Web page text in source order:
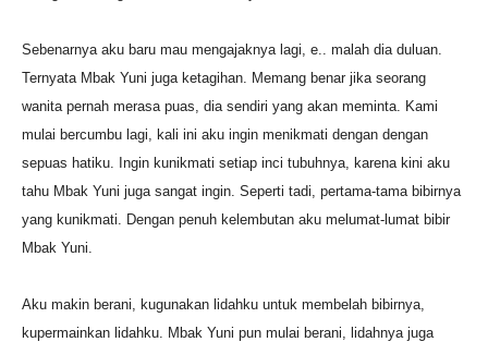
Sebenarnya aku baru mau mengajaknya lagi, e.. malah dia duluan.
Ternyata Mbak Yuni juga ketagihan. Memang benar jika seorang
wanita pernah merasa puas, dia sendiri yang akan meminta. Kami
mulai bercumbu lagi, kali ini aku ingin menikmati dengan dengan
sepuas hatiku. Ingin kunikmati setiap inci tubuhnya, karena kini aku
tahu Mbak Yuni juga sangat ingin. Seperti tadi, pertama-tama bibirnya
yang kunikmati. Dengan penuh kelembutan aku melumat-lumat bibir
Mbak Yuni.
Aku makin berani, kugunakan lidahku untuk membelah bibirnya,
kupermainkan lidahku. Mbak Yuni pun mulai berani, lidahnya juga